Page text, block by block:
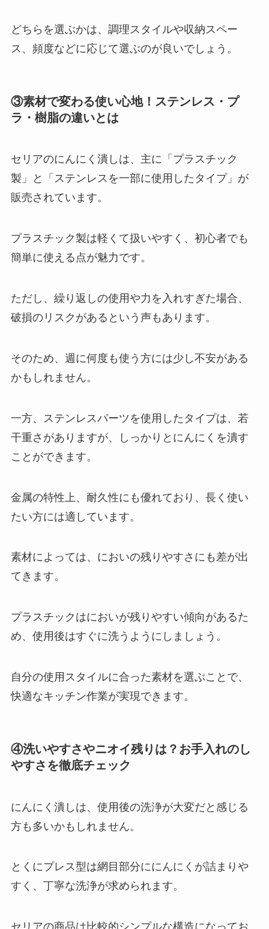
どちらを選ぶかは、調理スタイルや収納スペー
ス、頻度などに応じて選ぶのが良いでしょう。
③素材で変わる使い心地！ステンレス・プ
ラ・樹脂の違いとは
セリアのにんにく潰しは、主に「プラスチック
製」と「ステンレスを一部に使用したタイプ」が
販売されています。
プラスチック製は軽くて扱いやすく、初心者でも
簡単に使える点が魅力です。
ただし、繰り返しの使用や力を入れすぎた場合、
破損のリスクがあるという声もあります。
そのため、週に何度も使う方には少し不安がある
かもしれません。
一方、ステンレスパーツを使用したタイプは、若
干重さがありますが、しっかりとにんにくを潰す
ことができます。
金属の特性上、耐久性にも優れており、長く使い
たい方には適しています。
素材によっては、においの残りやすさにも差が出
てきます。
プラスチックはにおいが残りやすい傾向があるた
め、使用後はすぐに洗うようにしましょう。
自分の使用スタイルに合った素材を選ぶことで、
快適なキッチン作業が実現できます。
④洗いやすさやニオイ残りは？お手入れのし
やすさを徹底チェック
にんにく潰しは、使用後の洗浄が大変だと感じる
方も多いかもしれません。
とくにプレス型は網目部分ににんにくが詰まりや
すく、丁寧な洗浄が求められます。